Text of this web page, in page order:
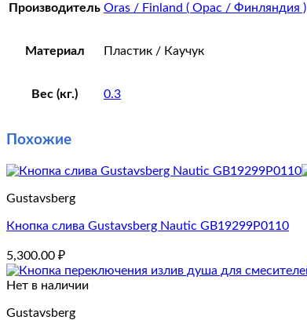
Производитель Oras / Finland ( Орас / Финляндия )
Материал Пластик / Каучук
Вес (кг.) 0.3
Похожие
Gustavsberg
Кнопка слива Gustavsberg Nautic GB19299P0110
5,300.00 ₽
Нет в наличии
Gustavsberg